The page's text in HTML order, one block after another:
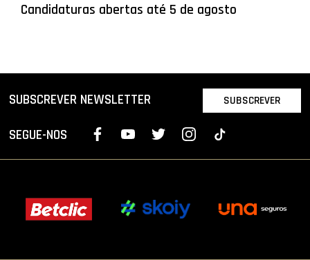
Candidaturas abertas até 5 de agosto
SUBSCREVER NEWSLETTER SUBSCREVER
SEGUE-NOS